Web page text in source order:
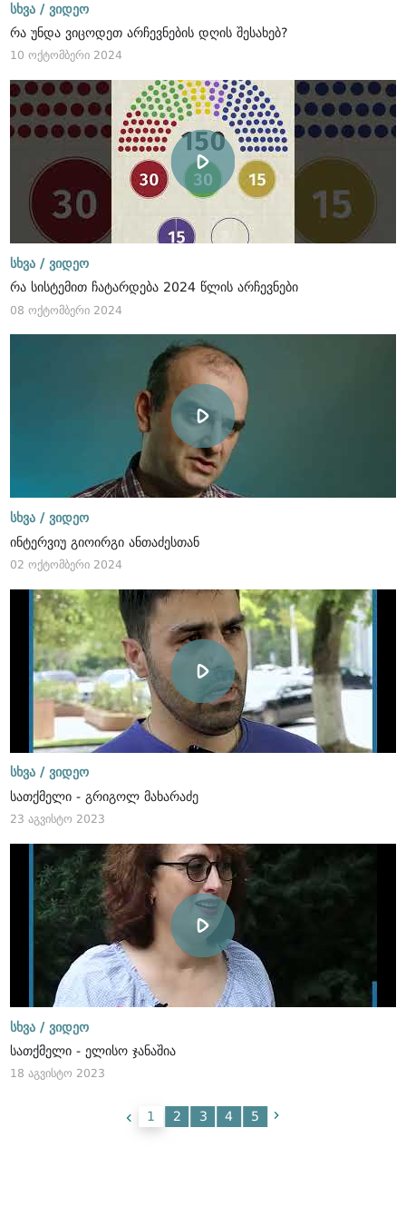
სხვა / ვიდეო
რა უნდა ვიცოდეთ არჩევნების დღის შესახებ?
10 ოქტომბერი 2024
სხვა / ვიდეო
რა სისტემით ჩატარდება 2024 წლის არჩევნები
08 ოქტომბერი 2024
სხვა / ვიდეო
ინტერვიუ გიოირგი ანთაძესთან
02 ოქტომბერი 2024
სხვა / ვიდეო
სათქმელი - გრიგოლ მახარაძე
23 აგვისტო 2023
სხვა / ვიდეო
სათქმელი - ელისო ჯანაშია
18 აგვისტო 2023
1 2 3 4 5